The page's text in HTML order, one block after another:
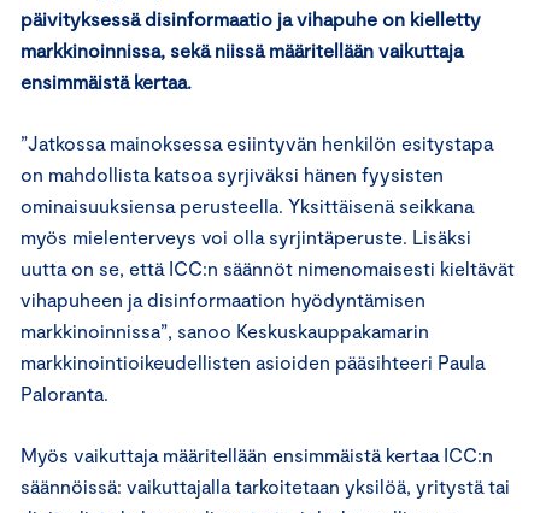
päivityksessä disinformaatio ja vihapuhe on kielletty
markkinoinnissa, sekä niissä määritellään vaikuttaja
ensimmäistä kertaa.
”Jatkossa mainoksessa esiintyvän henkilön esitystapa
on mahdollista katsoa syrjiväksi hänen fyysisten
ominaisuuksiensa perusteella. Yksittäisenä seikkana
myös mielenterveys voi olla syrjintäperuste. Lisäksi
uutta on se, että ICC:n säännöt nimenomaisesti kieltävät
vihapuheen ja disinformaation hyödyntämisen
markkinoinnissa”, sanoo Keskuskauppakamarin
markkinointioikeudellisten asioiden pääsihteeri Paula
Paloranta.
Myös vaikuttaja määritellään ensimmäistä kertaa ICC:n
säännöissä: vaikuttajalla tarkoitetaan yksilöä, yritystä tai